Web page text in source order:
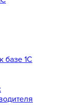
базе 1С